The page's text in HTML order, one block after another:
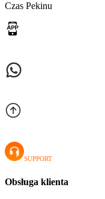
Czas Pekinu
SUPPORT
Obsługa klienta